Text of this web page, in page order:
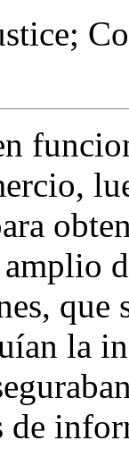
que
la
de